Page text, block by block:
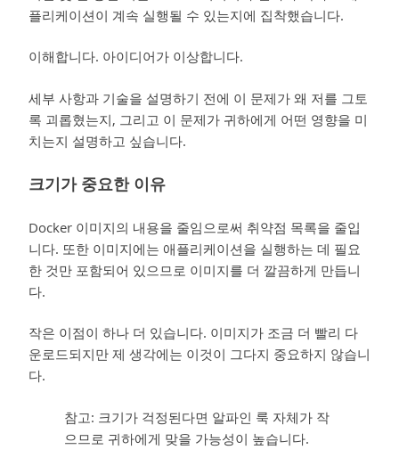
플리케이션이 계속 실행될 수 있는지에 집착했습니다.
이해합니다. 아이디어가 이상합니다.
세부 사항과 기술을 설명하기 전에 이 문제가 왜 저를 그토
록 괴롭혔는지, 그리고 이 문제가 귀하에게 어떤 영향을 미
치는지 설명하고 싶습니다.
크기가 중요한 이유
Docker 이미지의 내용을 줄임으로써 취약점 목록을 줄입
니다. 또한 이미지에는 애플리케이션을 실행하는 데 필요
한 것만 포함되어 있으므로 이미지를 더 깔끔하게 만듭니
다.
작은 이점이 하나 더 있습니다. 이미지가 조금 더 빨리 다
운로드되지만 제 생각에는 이것이 그다지 중요하지 않습니
다.
참고: 크기가 걱정된다면 알파인 룩 자체가 작
으므로 귀하에게 맞을 가능성이 높습니다.